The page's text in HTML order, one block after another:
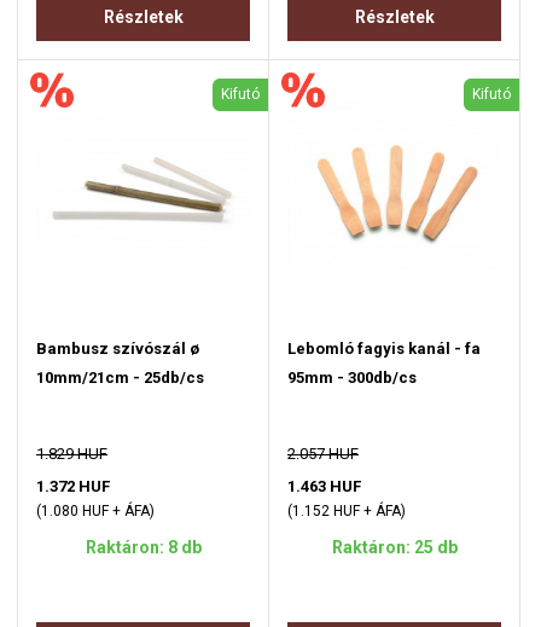
Részletek Részletek
Kifutó
Bambusz szívószál ø
10mm/21cm - 25db/cs
1.829 HUF
1.372 HUF
(1.080 HUF + ÁFA)
Raktáron: 8 db
Kifutó
Lebomló fagyis kanál - fa
95mm - 300db/cs
2.057 HUF
1.463 HUF
(1.152 HUF + ÁFA)
Raktáron: 25 db